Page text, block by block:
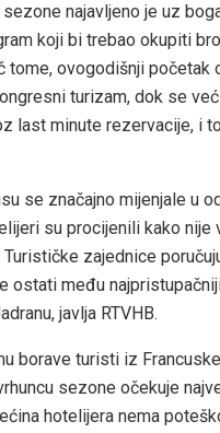
najavljeno je uz
koji bi trebao okupiti
tome, ovogodišnji početak
turizam, dok se
last minute rezervacije, i
se značajno mijenjale u
su procijenili kako nije
zajednice
ostati među
javlja RTVHB.
borave turisti iz
sezone očekuje
hotelijera nema